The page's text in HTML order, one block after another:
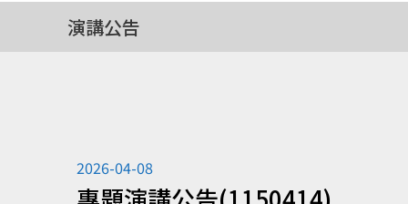
演講公告
2026-04-08